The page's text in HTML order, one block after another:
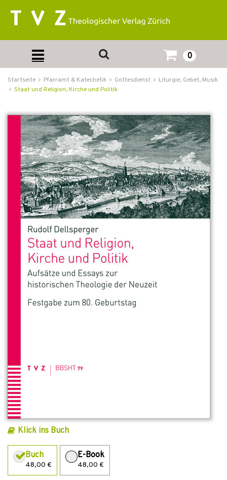
0
Startseite Pfarramt & Katechetik Gottesdienst
Liturgie, Gebet, Musik
Staat und Religion, Kirche und Politik
Klick ins Buch
Buch
48,00 €
E-Book
48,00 €